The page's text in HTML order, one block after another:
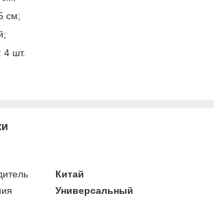
см;
4 шт.
Китай
Универсальный